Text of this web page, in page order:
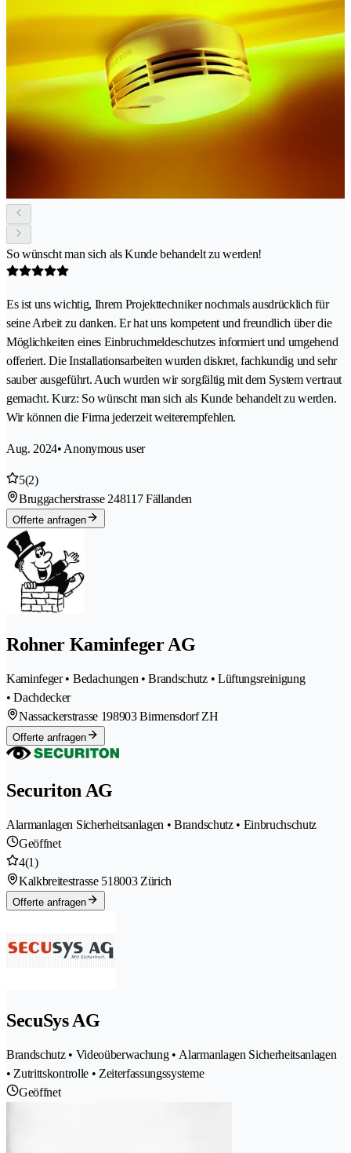
So wünscht man sich als Kunde behandelt zu werden!
Es ist uns wichtig, Ihrem Projekttechniker nochmals ausdrücklich für
seine Arbeit zu danken. Er hat uns kompetent und freundlich über die
Möglichkeiten eines Einbruchmeldeschutzes informiert und umgehend
offeriert. Die Installationsarbeiten wurden diskret, fachkundig und sehr
sauber ausgeführt. Auch wurden wir sorgfältig mit dem System vertraut
gemacht. Kurz: So wünscht man sich als Kunde behandelt zu werden.
Wir können die Firma jederzeit weiterempfehlen.
Aug. 2024• Anonymous user
5(2)
Bruggacherstrasse 248117 Fällanden
Offerte anfragen
Rohner Kaminfeger AG
Kaminfeger • Bedachungen • Brandschutz • Lüftungsreinigung
• Dachdecker
Nassackerstrasse 198903 Birmensdorf ZH
Offerte anfragen
Securiton AG
Alarmanlagen Sicherheitsanlagen • Brandschutz • Einbruchschutz
Geöffnet
4(1)
Kalkbreitestrasse 518003 Zürich
Offerte anfragen
SecuSys AG
Brandschutz • Videoüberwachung • Alarmanlagen Sicherheitsanlagen
• Zutrittskontrolle • Zeiterfassungssysteme
Geöffnet